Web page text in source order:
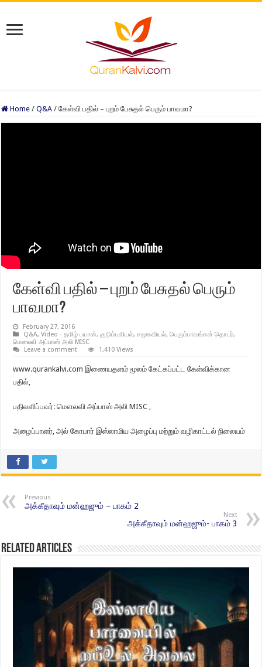
Home / Q&A / கேள்வி பதில் – புறம் பேசுதல் பெரும் பாவமா?
கேள்வி பதில் – புறம் பேசுதல் பெரும்
பாவமா?
February 27, 2016
Q&A,Video - தமிழ் பயான்,குடும்பவியல்,சமூகவியல்,பெரும்பாவங்கள் தொடர்,
மௌலவி அப்பாஸ் அலி MISC
Leave a comment
1,410 Views
www.qurankalvi.com இணையதளம் மூலம் கேட்கப்பட்ட கேள்விக்கான
பதில்,
பதிலளிப்பவர்: மௌலவி அப்பாஸ் அலி MISC ,
அழைப்பாளர், அல் கோபார் இஸ்லாமிய அழைப்பு மற்றும் வழிகாட்டல் நிலையம்
Previous
அக்கீதாவும் மன்ஹஜும் – பாகம் 2
Next
அக்கீதாவும் மன்ஹஜும்- பாகம் 3
Related Articles